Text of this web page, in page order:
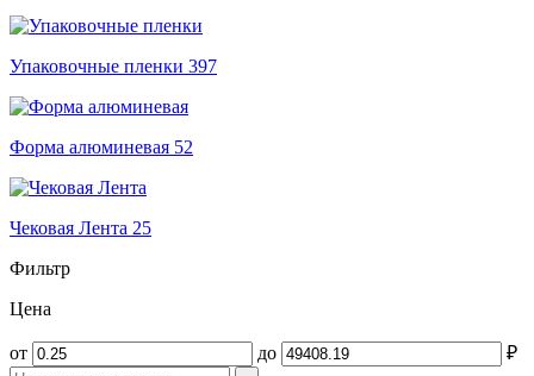
Упаковочные пленки 397
Форма алюминевая 52
Чековая Лента 25
Фильтр
Цена
от до ₽